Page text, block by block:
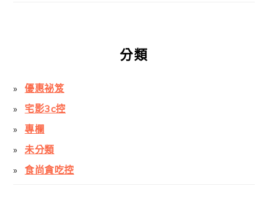
分類
優惠祕笈
宅影3c控
專欄
未分類
食尚貪吃控